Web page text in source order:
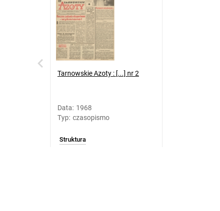
Tarnowskie Azoty : [...] nr 2
Data: 1968
Typ: czasopismo
Struktura